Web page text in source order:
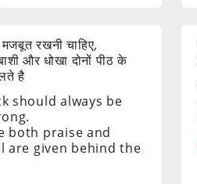
रखनी चाहिए,
और धोखा दोनों पीठ के
है
should always be
both praise and
are given behind the